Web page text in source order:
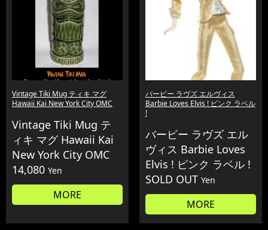
Vintage Tiki Mug ティキ マグ
Hawaii Kai New York City OMC
Vintage Tiki Mug テ
ィキ マグ Hawaii Kai
New York City OMC
14,080 Yen
MORE
バービー ラヴズ エルヴィス
Barbie Loves Elvis ! ピンク ラベル
!
バービー ラヴズ エル
ヴィス Barbie Loves
Elvis ! ピンク ラベル !
SOLD OUT Yen
MORE